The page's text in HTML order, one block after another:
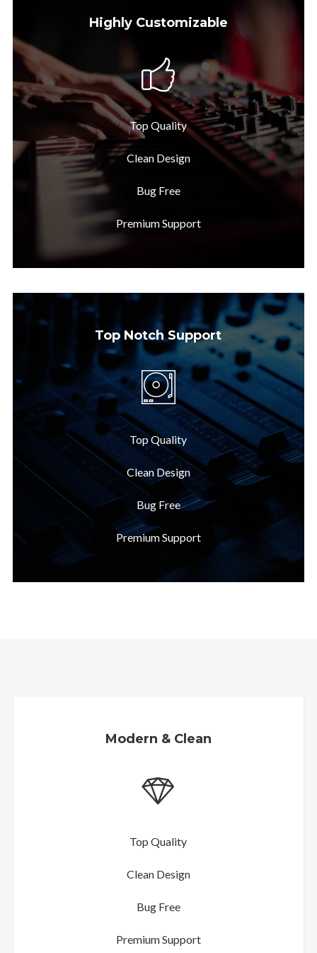
Highly Customizable
Top Quality
Clean Design
Bug Free
Premium Support
Top Notch Support
Top Quality
Clean Design
Bug Free
Premium Support
Modern & Clean
Top Quality
Clean Design
Bug Free
Premium Support